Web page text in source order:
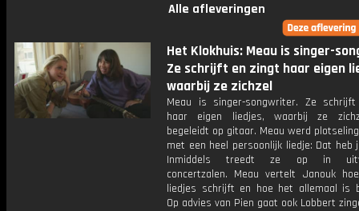
Alle afleveringen
Het Klokhuis: Meau is singer-
Ze schrijft en zingt haar eigen
waarbij ze zichzel
Meau is singer-songwriter. Ze
haar eigen liedjes, waarbij ze
begeleidt op gitaar. Meau werd
met een heel persoonlijk liedje: Dat heb
Inmiddels treedt ze op in
concertzalen. Meau vertelt Janouk
liedjes schrijft en hoe het allemaal is
Op advies van Pien gaat ook Lobbert